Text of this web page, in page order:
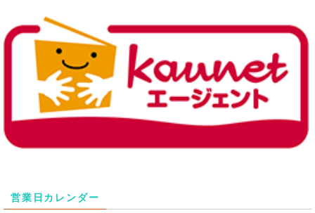
営業日カレンダー